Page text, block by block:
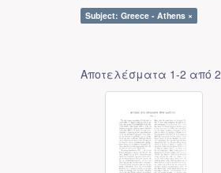
Subject: Greece - Athens ×
Αποτελέσματα 1-2 από 2